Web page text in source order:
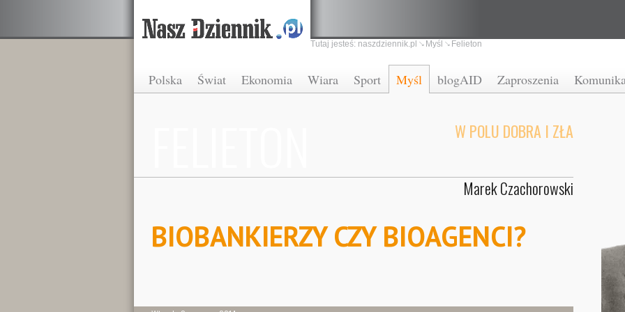
Polska Świat Ekonomia Wiara Sport Myśl blogAID Zaproszenia
Tutaj jesteś: naszdziennik.pl Myśl Felieton
W POLU DOBRA I ZŁA
Marek Czachorowski
BIOBANKIERZY CZY BIOAGENCI?